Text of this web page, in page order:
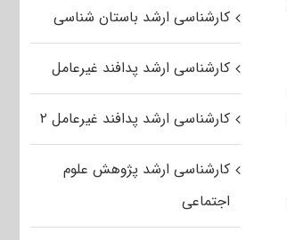
کارشناسی ارشد باستان شناسی
کارشناسی ارشد پدافند غیرعامل
کارشناسی ارشد پدافند غیرعامل ۲
کارشناسی ارشد پژوهش علوم
اجتماعی